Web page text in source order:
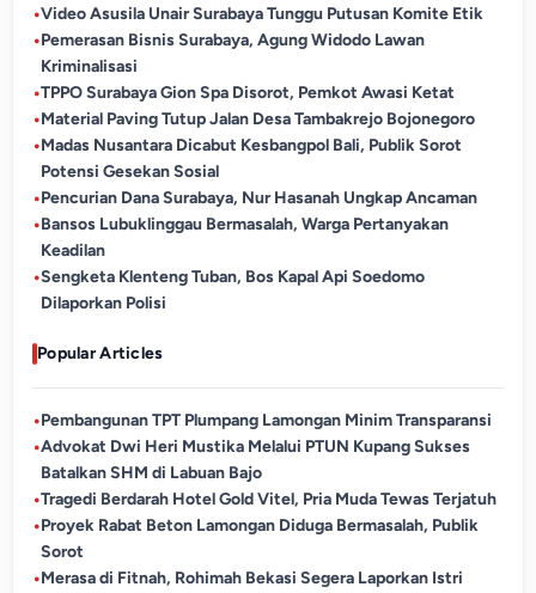
•Video Asusila Unair Surabaya Tunggu Putusan Komite Etik
•Pemerasan Bisnis Surabaya, Agung Widodo Lawan
Kriminalisasi
•TPPO Surabaya Gion Spa Disorot, Pemkot Awasi Ketat
•Material Paving Tutup Jalan Desa Tambakrejo Bojonegoro
•Madas Nusantara Dicabut Kesbangpol Bali, Publik Sorot
Potensi Gesekan Sosial
•Pencurian Dana Surabaya, Nur Hasanah Ungkap Ancaman
•Bansos Lubuklinggau Bermasalah, Warga Pertanyakan
Keadilan
•Sengketa Klenteng Tuban, Bos Kapal Api Soedomo
Dilaporkan Polisi
Popular Articles
•Pembangunan TPT Plumpang Lamongan Minim Transparansi
•Advokat Dwi Heri Mustika Melalui PTUN Kupang Sukses
Batalkan SHM di Labuan Bajo
•Tragedi Berdarah Hotel Gold Vitel, Pria Muda Tewas Terjatuh
•Proyek Rabat Beton Lamongan Diduga Bermasalah, Publik
Sorot
•Merasa di Fitnah, Rohimah Bekasi Segera Laporkan Istri